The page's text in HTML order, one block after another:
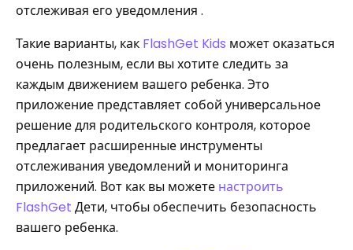
отслеживая его уведомления .
Такие варианты, как FlashGet Kids может оказаться
очень полезным, если вы хотите следить за
каждым движением вашего ребенка. Это
приложение представляет собой универсальное
решение для родительского контроля, которое
предлагает расширенные инструменты
отслеживания уведомлений и мониторинга
приложений. Вот как вы можете настроить
FlashGet Дети, чтобы обеспечить безопасность
вашего ребенка.